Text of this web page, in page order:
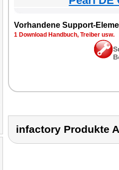
Vorhandene Support-
1 Download Handbuch, Treiber usw.
infactory Produkte